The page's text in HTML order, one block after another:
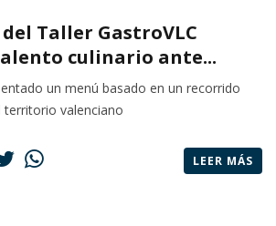
Taller GastroVLC
culinario ante...
un menú basado en un recorrido
valenciano
LEER MÁS